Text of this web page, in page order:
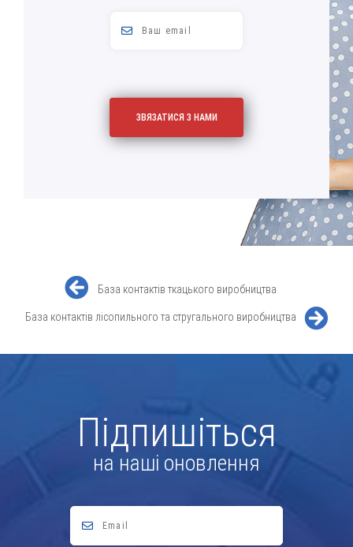
База контактів ткацького виробництва
База контактів лісопильного та стругального виробництва
Підпишіться
на наші оновлення